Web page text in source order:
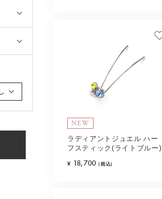
NEW
ラディアントジュエル ハー
フスティック(ライトブルー)
¥ 18,700 (税込)